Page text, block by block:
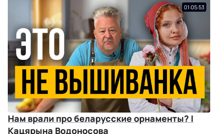
01:05:53
Нам врали про беларусские орнаменты? |
Кацярына Водоносова